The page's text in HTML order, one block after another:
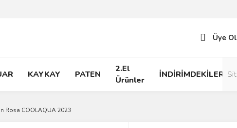
Üye Ol
KAYKAY PATEN
2.El
Ürünler
İNDİRİMDEKİLER
Rosa COOLAQUA 2023